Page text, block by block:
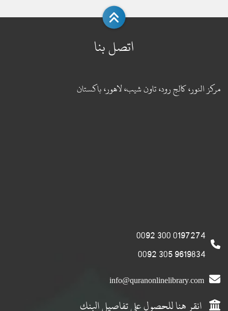
اتصل بنا
مركز النور، كالج رود، تاون شيب، لاهور، باكستان
0197274 300 0092
9619834 305 0092
info@quranonlinelibrary.com
انقر هنا للحصول على تفاصيل البنك